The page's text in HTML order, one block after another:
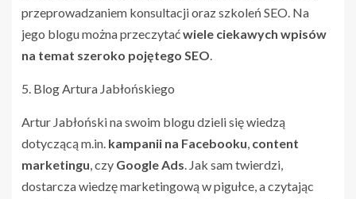
przeprowadzaniem konsultacji oraz szkoleń SEO. Na
jego blogu można przeczytaćwiele ciekawych wpisów
na temat szeroko pojętego SEO.
5. Blog Artura Jabłońskiego
Artur Jabłoński na swoim blogu dzieli się wiedzą
dotyczącą m.in. kampanii na Facebooku, content
marketingu, czy Google Ads. Jak sam twierdzi,
dostarcza wiedzę marketingową w pigułce, a czytając